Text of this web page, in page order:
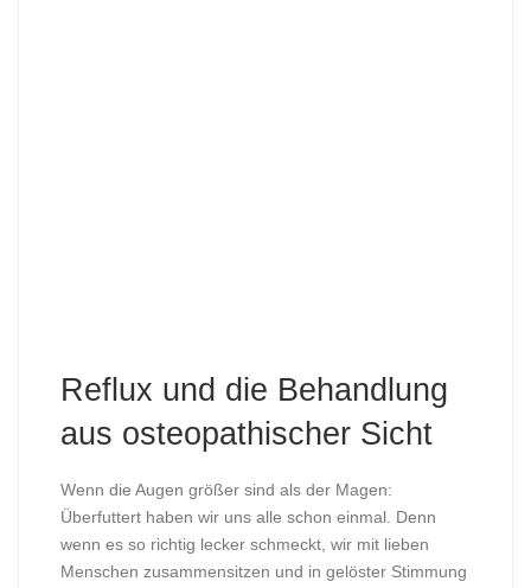
Reflux und die Behandlung
aus osteopathischer Sicht
Wenn die Augen größer sind als der Magen:
Überfuttert haben wir uns alle schon einmal. Denn
wenn es so richtig lecker schmeckt, wir mit lieben
Menschen zusammensitzen und in gelöster Stimmung